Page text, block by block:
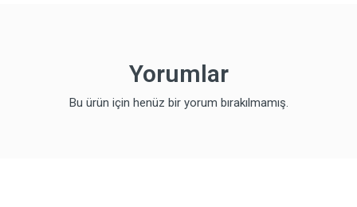
Yorumlar
Bu ürün için henüz bir yorum bırakılmamış.